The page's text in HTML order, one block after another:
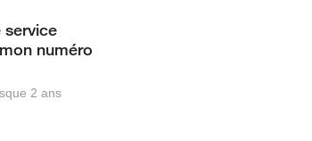
service
numéro
2 ans